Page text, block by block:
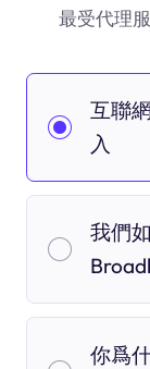
最受代理
互聯
入
我們
你爲